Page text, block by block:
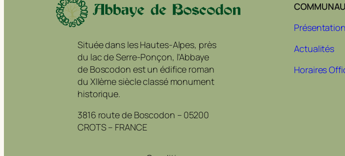
Située dans les Hautes-Alpes, près
du lac de Serre-Ponçon, l’Abbaye
de Boscodon est un édifice roman
du XIIème siècle classé monument
historique.
3816 route de Boscodon – 05200
CROTS – FRANCE
Présentation
Actualités
Horaires